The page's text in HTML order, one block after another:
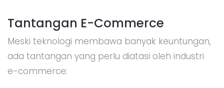
Tantangan E-Commerce
Meski teknologi membawa banyak keuntungan,
ada tantangan yang perlu diatasi oleh industri
e-commerce: